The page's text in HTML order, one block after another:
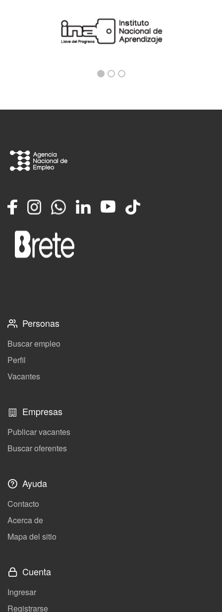
FacebookInstagramWhatsappLinkedInYouTube
TikTok
Personas
Buscar empleo
Perfil
Vacantes
Empresas
Publicar vacantes
Buscar oferentes
Ayuda
Contacto
Acerca de
Mapa del sitio
Cuenta
Ingresar
Registrarse